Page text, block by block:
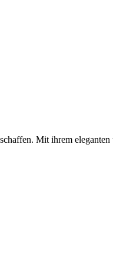
Mit ihrem